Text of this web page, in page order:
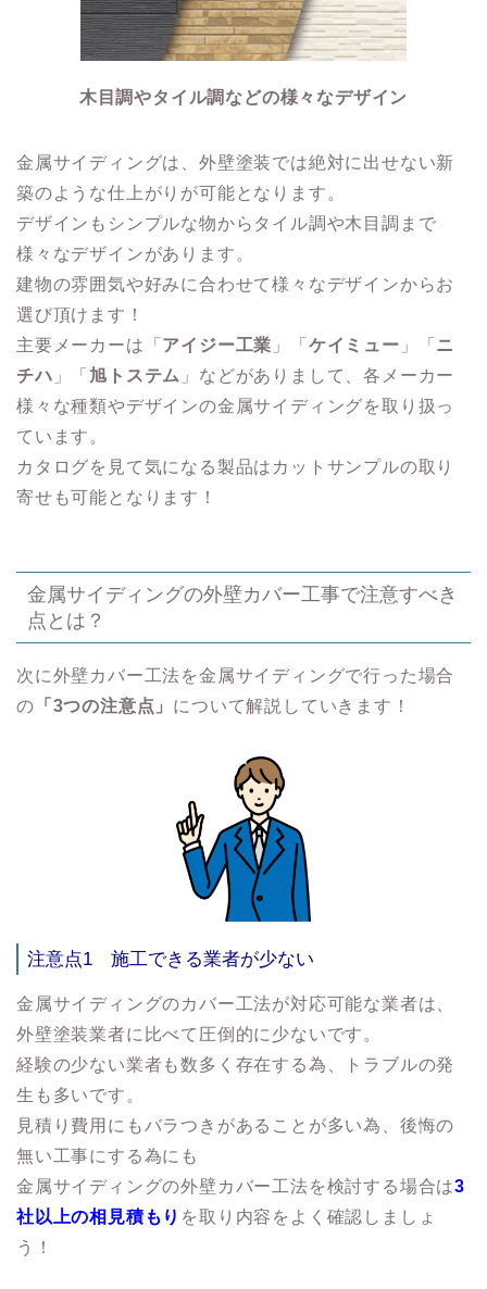
木目調やタイル調などの様々なデザイン
金属サイディングは、外壁塗装では絶対に出せない新
築のような仕上がりが可能となります。
デザインもシンプルな物からタイル調や木目調まで
様々なデザインがあります。
建物の雰囲気や好みに合わせて様々なデザインからお
選び頂けます！
主要メーカーは「 アイジー工業 」「 ケイミュー 」「 ニ
チハ 」「 旭トステム 」などがありまして、各メーカー
様々な種類やデザインの金属サイディングを取り扱っ
ています。
カタログを見て気になる製品はカットサンプルの取り
寄せも可能となります！
金属サイディングの外壁カバー工事で注意すべき
点とは？
次に外壁カバー工法を金属サイディングで行った場合
の 「3つの注意点」 について解説していきます！
注意点1 施工できる業者が少ない
金属サイディングのカバー工法が対応可能な業者は、
外壁塗装業者に比べて圧倒的に少ないです。
経験の少ない業者も数多く存在する為、トラブルの発
生も多いです。
見積り費用にもバラつきがあることが多い為、後悔の
無い工事にする為にも
金属サイディングの外壁カバー工法を検討する場合は3
社以上の相見積もり を取り内容をよく確認しましょ
う！